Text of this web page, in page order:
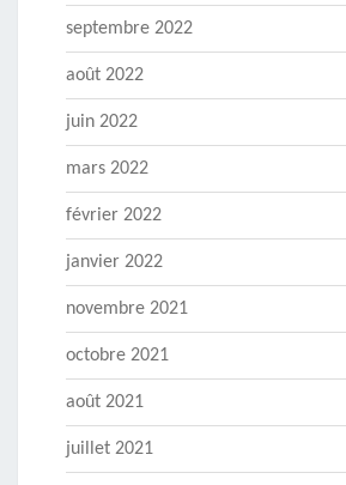
septembre 2022
août 2022
juin 2022
mars 2022
février 2022
janvier 2022
novembre 2021
octobre 2021
août 2021
juillet 2021